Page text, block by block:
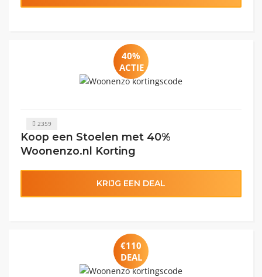
40%
ACTIE
2359
Koop een Stoelen met 40%
Woonenzo.nl Korting
KRIJG EEN DEAL
€110
DEAL